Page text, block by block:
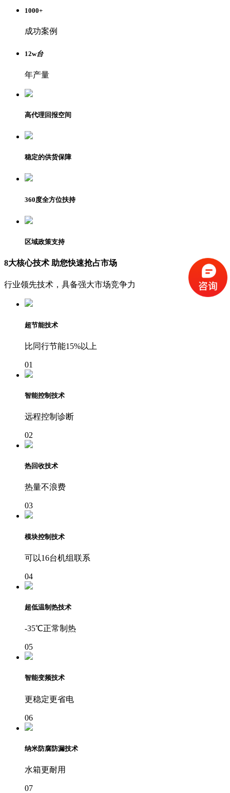
1000+
成功案例
12w台
年产量
高代理回报空间
稳定的供货保障
360度全方位扶持
区域政策支持
8大核心技术 助您快速抢占市场
行业领先技术，具备强大市场竞争力
超节能技术
比同行节能15%以上
01
智能控制技术
远程控制诊断
02
热回收技术
热量不浪费
03
模块控制技术
可以16台机组联系
04
超低温制热技术
-35℃正常制热
05
智能变频技术
更稳定更省电
06
纳米防腐防漏技术
水箱更耐用
07